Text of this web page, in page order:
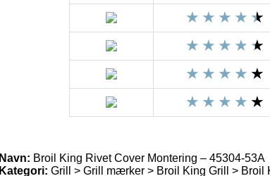
Navn: Broil King Rivet Cover Montering – 45304-53A
Kategori: Grill > Grill mærker > Broil King Grill > Broil